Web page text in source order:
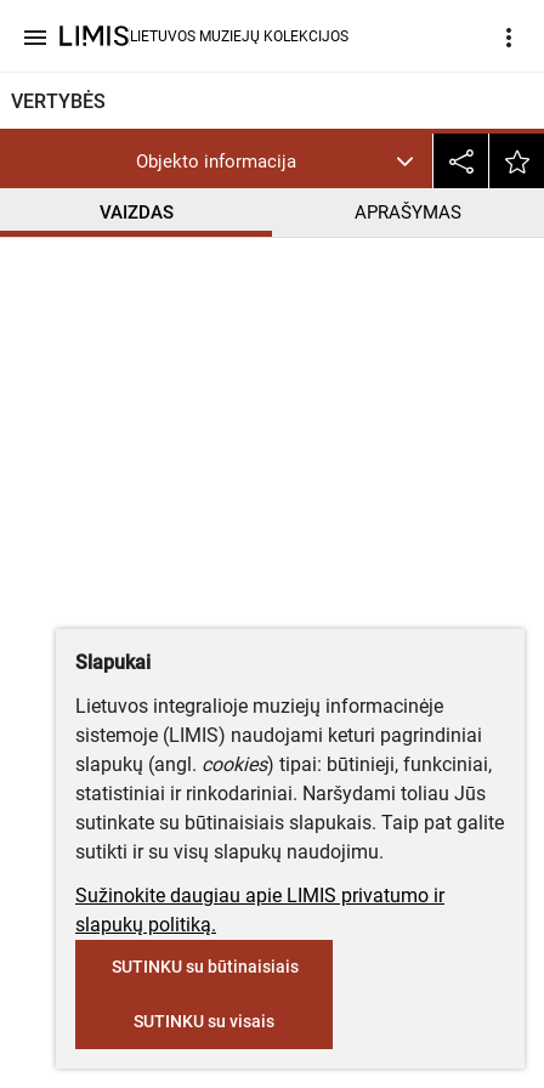
menu LIETUVOS MUZIEJŲ KOLEKCIJOS more_vert
VERTYBĖS
Objekto informacija
VAIZDAS APRAŠYMAS
CC BY-NC-ND
Slapukai
Lietuvos integralioje muziejų informacinėje
sistemoje (LIMIS) naudojami keturi pagrindiniai
slapukų (angl. cookies) tipai: būtinieji, funkciniai,
statistiniai ir rinkodariniai. Naršydami toliau Jūs
sutinkate su būtinaisiais slapukais. Taip pat galite
sutikti ir su visų slapukų naudojimu.
Sužinokite daugiau apie LIMIS privatumo ir
slapukų politiką.
SUTINKU su būtinaisiais
SUTINKU su visais